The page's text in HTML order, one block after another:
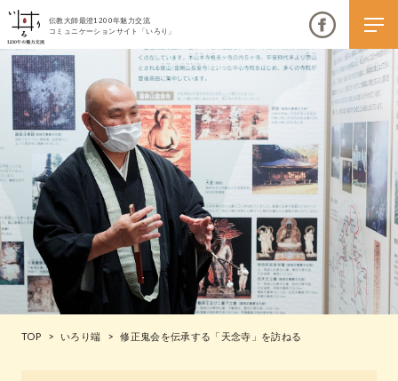
伝教大師最澄1200年魅力交流
コミュニケーションサイト「いろり」
伝教大師最澄1200年魅力交流
いろりとは
伝教大師最澄1200年魅力交流委員会とは
大学コラボプロジェクト
TOP > いろり端 > 修正鬼会を伝承する「天念寺」を訪ねる